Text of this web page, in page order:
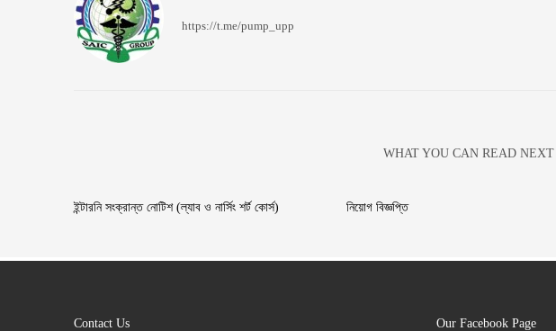
https://t.me/pump_upp
WHAT YOU CAN READ NEXT
ইন্টারনি সংক্রান্ত নোটিশ (ল্যাব ও নার্সিং শর্ট কোর্স) নিয়োগ বিজ্ঞপ্তি
Contact Us Our Facebook Page